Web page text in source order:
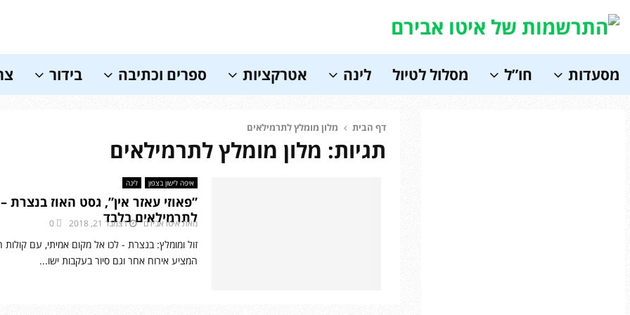
מסעדות חו”ל מסלול לטיול לינה אטרקציות ספרים וכתיבה בידור
דף הבית מלון מומלץ לתרמילאים
תגיות: מלון מומלץ לתרמילאים
איפה לישון בצפון לינה
”פאוזי עאזר אין”, גסט האוז בנצרת
לתרמילאים בלבד
מאתאיטו אבירם דצמבר 21, 2018 0
זול ומומלץ: בנצרת - לכו אל מקום אמיתי, עם
המציע אירוח אחר וגם סיור בעקבות ישו...